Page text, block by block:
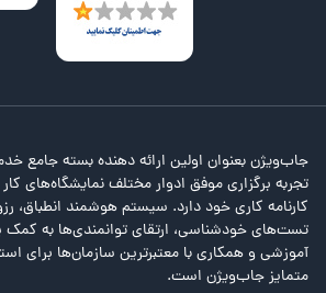
جاب‌ویژن بعنوان اولین ارائه دهنده بسته جامع
تجربه برگزاری موفق ادوار مختلف نمایشگاه‌های
کارنامه کاری خود دارد. سیستم هوشمند انطباق،
تست‌های خودشناسی، ارتقای توانمندی‌ها به کمک
آموزشی و همکاری با معتبرترین سازمان‌ها برای
متمایز جاب‌ویژن است.